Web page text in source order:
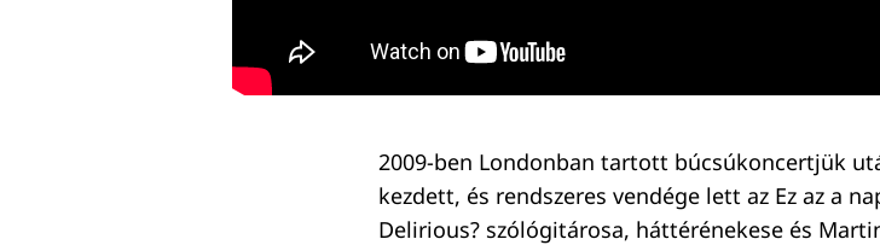
2009-ben Londonban tartott búcsúkoncertjük
kezdett, és rendszeres vendége lett az Ez az a
Delirious? szólógitárosa, háttérénekese és